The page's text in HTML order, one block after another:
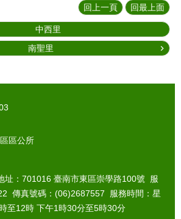
回上一頁 回最上面
中西里
南聖里
區公所
址：701016 臺南市東區崇學路100號 服
傳真號碼：(06)2687557 服務時間：星
至12時 下午1時30分至5時30分